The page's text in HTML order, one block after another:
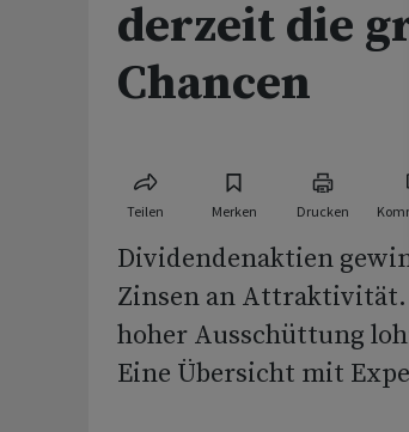
derzeit die
Chancen
Teilen Merken Drucken
Dividendenaktien
Zinsen an
hoher Ausschüttung
Eine Übersicht mit